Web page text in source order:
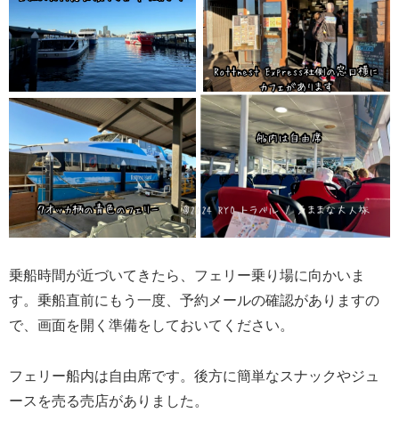
乗船時間が近づいてきたら、フェリー乗り場に向かいま
す。乗船直前にもう一度、予約メールの確認がありますの
で、画面を開く準備をしておいてください。
フェリー船内は自由席です。後方に簡単なスナックやジュ
ースを売る売店がありました。